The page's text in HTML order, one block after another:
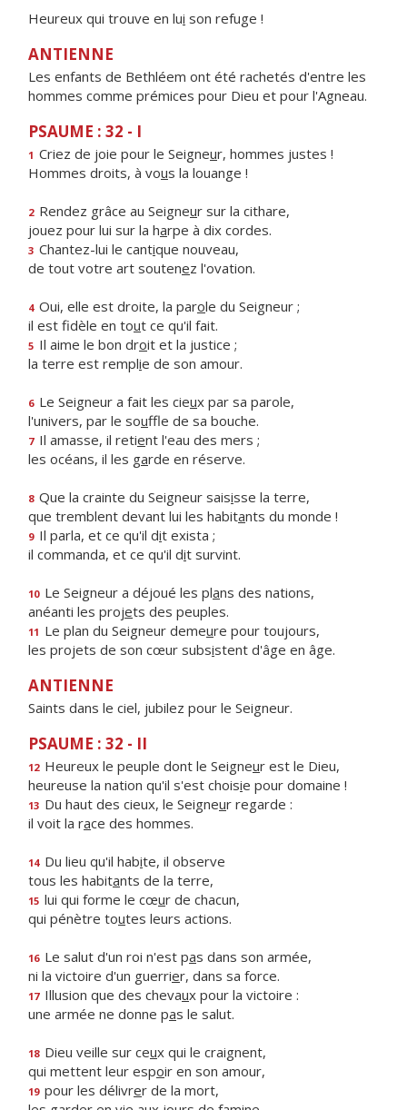
Heureux qui trouve en lui son refuge !
ANTIENNE
Les enfants de Bethléem ont été rachetés d'entre les
hommes comme prémices pour Dieu et pour l'Agneau.
PSAUME : 32 - I
1 Criez de joie pour le Seigneur, hommes justes !
Hommes droits, à vous la louange !
2 Rendez grâce au Seigneur sur la cithare,
jouez pour lui sur la harpe à dix cordes.
3 Chantez-lui le cantique nouveau,
de tout votre art soutenez l'ovation.
4 Oui, elle est droite, la parole du Seigneur ;
il est fidèle en tout ce qu'il fait.
5 Il aime le bon droit et la justice ;
la terre est remplie de son amour.
6 Le Seigneur a fait les cieux par sa parole,
l'univers, par le souffle de sa bouche.
7 Il amasse, il retient l'eau des mers ;
les océans, il les garde en réserve.
8 Que la crainte du Seigneur saisisse la terre,
que tremblent devant lui les habitants du monde !
9 Il parla, et ce qu'il dit exista ;
il commanda, et ce qu'il dit survint.
10 Le Seigneur a déjoué les plans des nations,
anéanti les projets des peuples.
11 Le plan du Seigneur demeure pour toujours,
les projets de son cœur subsistent d'âge en âge.
ANTIENNE
Saints dans le ciel, jubilez pour le Seigneur.
PSAUME : 32 - II
12 Heureux le peuple dont le Seigneur est le Dieu,
heureuse la nation qu'il s'est choisie pour domaine !
13 Du haut des cieux, le Seigneur regarde :
il voit la race des hommes.
14 Du lieu qu'il habite, il observe
tous les habitants de la terre,
15 lui qui forme le cœur de chacun,
qui pénètre toutes leurs actions.
16 Le salut d'un roi n'est pas dans son armée,
ni la victoire d'un guerrier, dans sa force.
17 Illusion que des chevaux pour la victoire :
une armée ne donne pas le salut.
18 Dieu veille sur ceux qui le craignent,
qui mettent leur espoir en son amour,
19 pour les délivrer de la mort,